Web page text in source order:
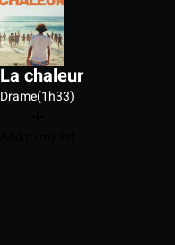
La chaleur
Drame(1h33)